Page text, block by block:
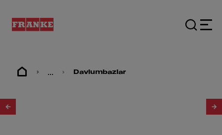
... Davlumbazlar